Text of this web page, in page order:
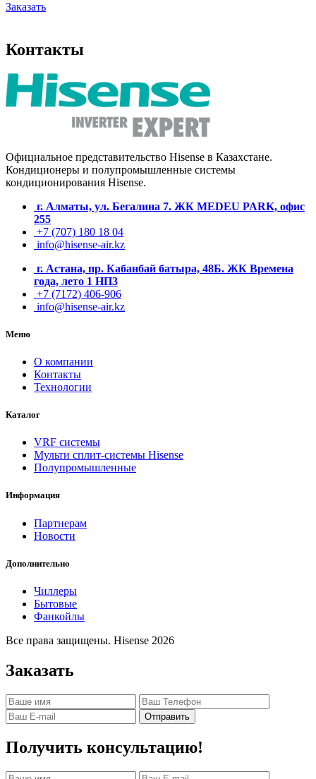
Заказать
Контакты
Официальное представительство Hisense в Казахстане.
Кондиционеры и полупромышленные системы
кондиционирования Hisense.
г. Алматы, ул. Бегалина 7. ЖК MEDEU PARK, офис
255
+7 (707) 180 18 04
info@hisense-air.kz
г. Астана, пр. Кабанбай батыра, 48Б. ЖК Времена
года, лето 1 НП3
+7 (7172) 406-906
info@hisense-air.kz
Меню
О компании
Контакты
Технологии
Каталог
VRF системы
Мульти сплит-системы Hisense
Полупромышленные
Информация
Партнерам
Новости
Дополнительно
Чиллеры
Бытовые
Фанкойлы
Все права защищены. Hisense 2026
Заказать
Отправить
Получить консультацию!